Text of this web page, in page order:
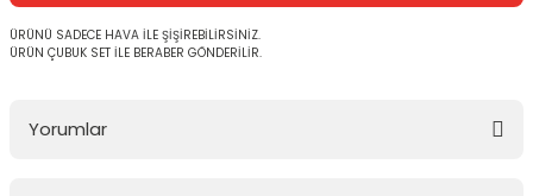
ÜRÜNÜ SADECE HAVA İLE ŞİŞİREBİLİRSİNİZ.
ÜRÜN ÇUBUK SET İLE BERABER GÖNDERİLİR.
Yorumlar